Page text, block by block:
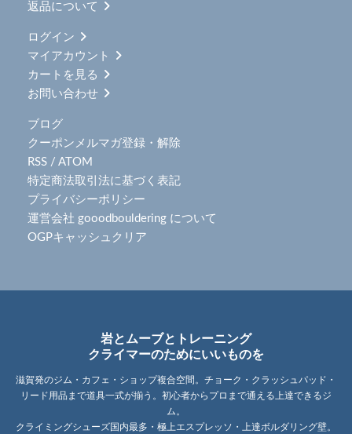
返品について
ログイン
マイアカウント
カートを見る
お問い合わせ
ブログ
クーポンメルマガ登録・解除
RSS / ATOM
特定商法取引法に基づく表記
プライバシーポリシー
運営会社 gooodbouldering について
OGPキャッシュクリア
岩とムーブとトレーニング
クライマーのためにいいものを
滋賀発のジム・カフェ・ショップ複合空間。チョーク・クラッシュパッド・
リード用品まで道具一式が揃う。初心者からプロまで通える上達できるジ
ム。
クライミングシューズ国内最多・極上エスプレッソ・上達ボルダリング壁。